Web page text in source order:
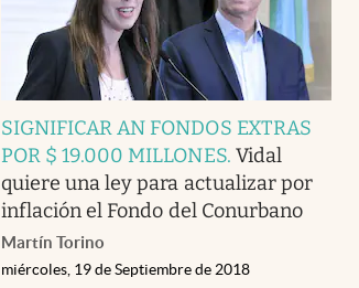
SIGNIFICAR AN FONDOS EXTRAS
POR $ 19.000 MILLONES. Vidal
quiere una ley para actualizar por
inflación el Fondo del Conurbano
Martín Torino
miércoles, 19 de Septiembre de 2018